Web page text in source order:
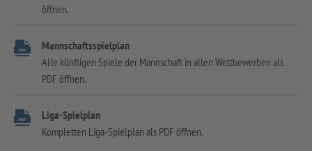
öffnen.
Mannschaftsspielplan
Alle künftigen Spiele der Mannschaft in allen Wettbewerben als
PDF öffnen.
Liga-Spielplan
Kompletten Liga-Spielplan als PDF öffnen.